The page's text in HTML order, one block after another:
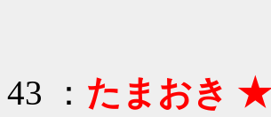
43 ： たまおき ★